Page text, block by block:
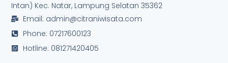
Intan) Kec. Natar, Lampung Selatan 35362
Email: admin@citraniwisata.com
Phone: 07217600123
Hotline: 081271420405